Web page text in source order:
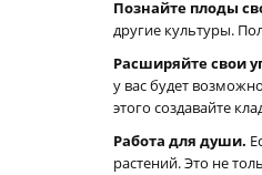
Познайте плоды
другие культуры.
Расширяйте свои
у вас будет
этого создавайте
Работа для души.
растений. Это не